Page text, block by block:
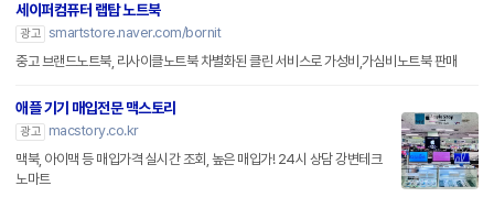
세이퍼컴퓨터 랩탑 노트북
광고 smartstore.naver.com/bornit
중고 브랜드노트북, 리사이클노트북 차별화된 클린 서비스로 가성비,가심비노트북 판매
애플 기기 매입전문 맥스토리
광고
macstory.co.kr
맥북, 아이맥 등 매입가격 실시간 조회, 높은 매입가! 24시 상담 강변테크
노마트